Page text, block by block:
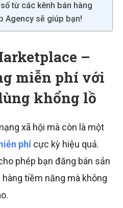
từ các kênh bán hàng
Agency sẽ giúp bạn!
–
miễn phí với
khổng lồ
xã hội mà còn là một
phícực kỳ hiệu quả.
phép bạn đăng bán sản
tiềm năng mà không